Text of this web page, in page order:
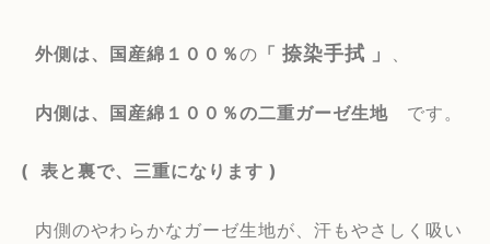
外側は、国産綿１００％の 「 捺染手拭 」
内側は、国産綿１００％の二重ガーゼ生地 です。
( 表と裏で、三重になります )
内側のやわらかなガーゼ生地が、汗もやさしく吸い